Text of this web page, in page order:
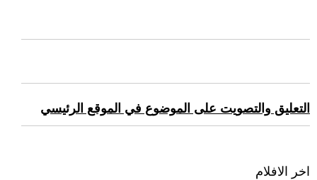
التعليق والتصويت على الموضوع في الموقع الرئيسي
اخر الافلام